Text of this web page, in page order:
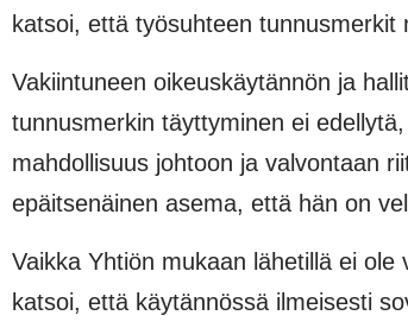
katsoi, että työsuhteen tunnusmerkit
Vakiintuneen oikeuskäytännön ja
tunnusmerkin täyttyminen ei
mahdollisuus johtoon ja valvontaan
epäitsenäinen asema, että hän on
Vaikka Yhtiön mukaan lähetillä ei
katsoi, että käytännössä ilmeisesti